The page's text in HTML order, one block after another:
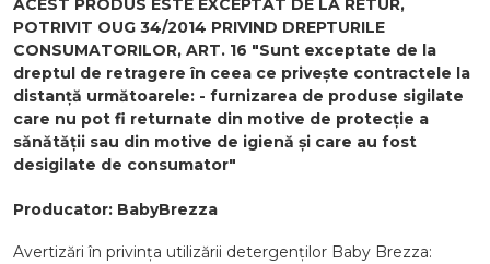
ACEST PRODUS ESTE EXCEPTAT DE LA RETUR,
POTRIVIT OUG 34/2014 PRIVIND DREPTURILE
CONSUMATORILOR, ART. 16 "Sunt exceptate de la
dreptul de retragere în ceea ce privește contractele la
distanță următoarele: - furnizarea de produse sigilate
care nu pot fi returnate din motive de protecție a
sănătății sau din motive de igienă și care au fost
desigilate de consumator"
Producator: BabyBrezza
Avertizări în privința utilizării detergenților Baby Brezza: